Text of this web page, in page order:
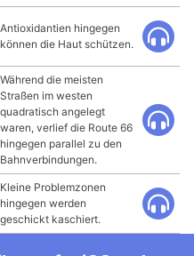
Antioxidantien hingegen
können die Haut schützen.
Während die meisten
Straßen im westen
quadratisch angelegt
waren, verlief die Route 66
hingegen parallel zu den
Bahnverbindungen.
Kleine Problemzonen
hingegen werden
geschickt kaschiert.